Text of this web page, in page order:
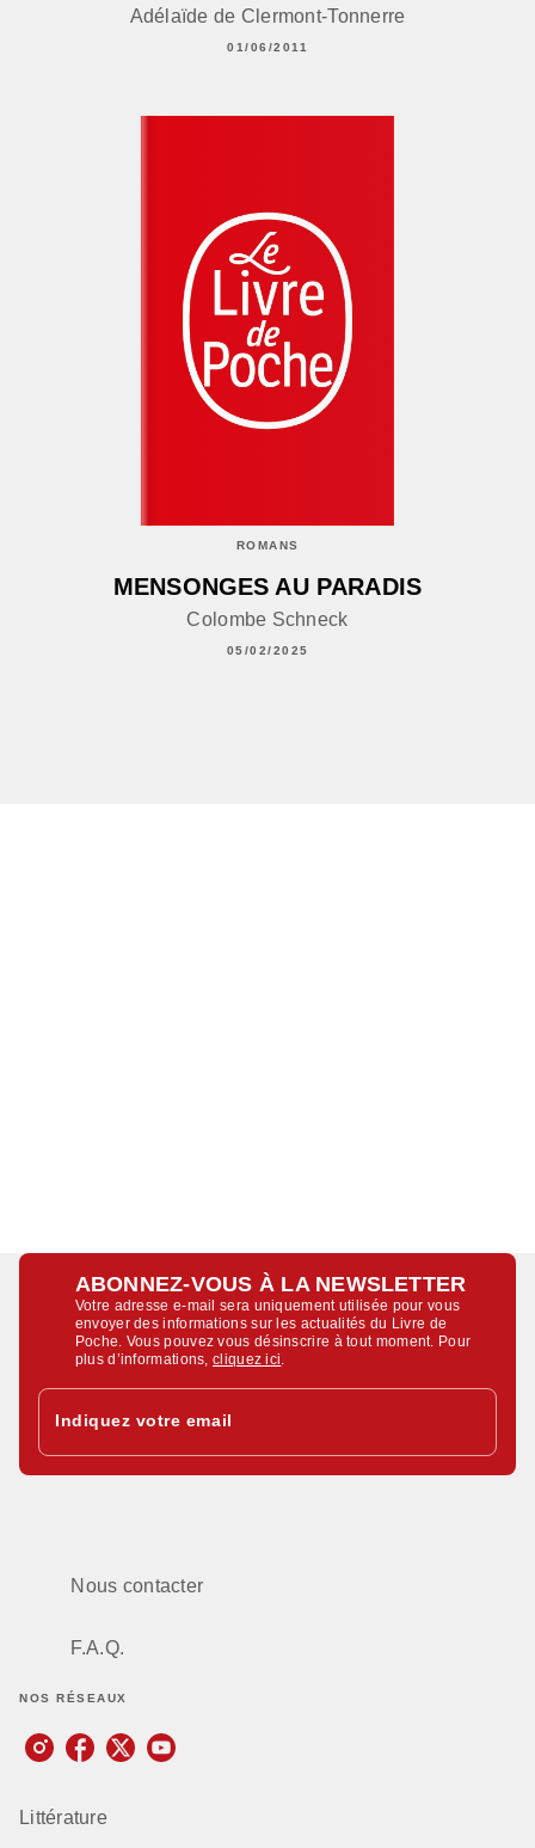
Adélaïde de Clermont-Tonnerre
01/06/2011
ROMANS
MENSONGES AU PARADIS
Colombe Schneck
05/02/2025
ABONNEZ-VOUS À LA NEWSLETTER
Votre adresse e-mail sera uniquement utilisée pour vous
envoyer des informations sur les actualités du Livre de
Poche. Vous pouvez vous désinscrire à tout moment. Pour
plus d’informations,cliquez ici
Indiquez votre email
Nous contacter
F.A.Q.
NOS RÉSEAUX
Littérature